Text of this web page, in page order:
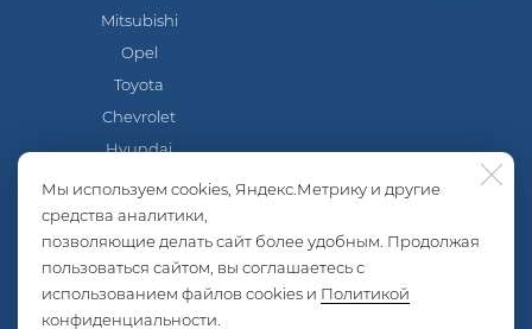
Мы используем cookies, Яндекс.Метрику и другие
средства аналитики,
позволяющие делать сайт более удобным. Продолжая
пользоваться сайтом, вы соглашаетесь с
использованием файлов cookies и Политикой
конфиденциальности
Mitsubishi
Opel
Toyota
Chevrolet
Hyundai
Nissan
Skoda
Volkswagen